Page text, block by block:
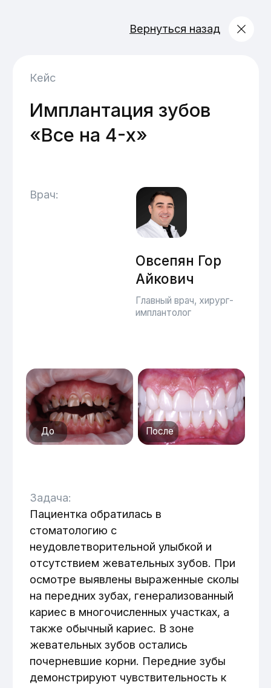
Имплантация зубов
Врач:
Овсепян Гор
Айкович
Главный врач, хирург-
Пациентка обратилась в
стоматологию с
неудовлетворительной улыбкой и
отсутствием жевательных зубов. При
осмотре выявлены выраженные сколы
на передних зубах, генерализованный
кариес в многочисленных участках, а
кислому и сладкому. По результатам
удалить корни в зоне жевательных
зубов, одномоментно установить
импланты, а передние зубы обточить и
поставить коронки.
Решение:
Задача требует комплексного
восстановления как функций, так и
эстетики зубочелюстной дуги. План
предусматривает удаление
патологически изменённых корней в
жевательной зоне, последующую
имплантацию для восстановления
жевательной функции, а также
реставрацию передних зубов
посредством препарирования и